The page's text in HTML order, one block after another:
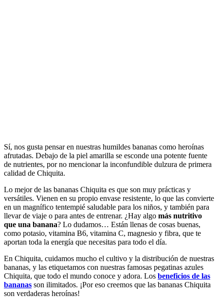
Sí, nos gusta pensar en nuestras humildes bananas como heroínas
afrutadas. Debajo de la piel amarilla se esconde una potente fuente
de nutrientes, por no mencionar la inconfundible dulzura de primera
calidad de Chiquita.
Lo mejor de las bananas Chiquita es que son muy prácticas y
versátiles. Vienen en su propio envase resistente, lo que las convierte
en un magnífico tentempié saludable para los niños, y también para
llevar de viaje o para antes de entrenar. ¿Hay algo más nutritivo
que una banana? Lo dudamos… Están llenas de cosas buenas,
como potasio, vitamina B6, vitamina C, magnesio y fibra, que te
aportan toda la energía que necesitas para todo el día.
En Chiquita, cuidamos mucho el cultivo y la distribución de nuestras
bananas, y las etiquetamos con nuestras famosas pegatinas azules
Chiquita, que todo el mundo conoce y adora. Los beneficios de las
bananas son ilimitados. ¡Por eso creemos que las bananas Chiquita
son verdaderas heroínas!